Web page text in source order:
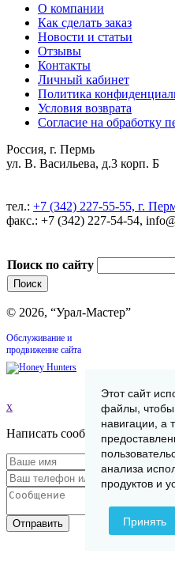
О компании
Как сделать заказ
Новости и статьи
Отзывы
Контакты
Личный кабинет
Политика
Условия возврата
Согласие на обработку
Россия, г. Пермь
ул. В. Васильева, д.3 корп. Б
тел.: +7 (342) 227-55-55, г.
факс.: +7 (342) 227-54-54,
Поиск по сайту
© 2026, “Урал-Мастер”
Обслуживание и
продвижение сайта
x
Написать сообщение
Отправить
Этот сайт
файлы,
навигации, а
анализа
продуктов и
Принять